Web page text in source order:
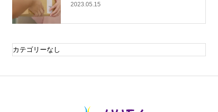
2023.05.15
カテゴリーなし